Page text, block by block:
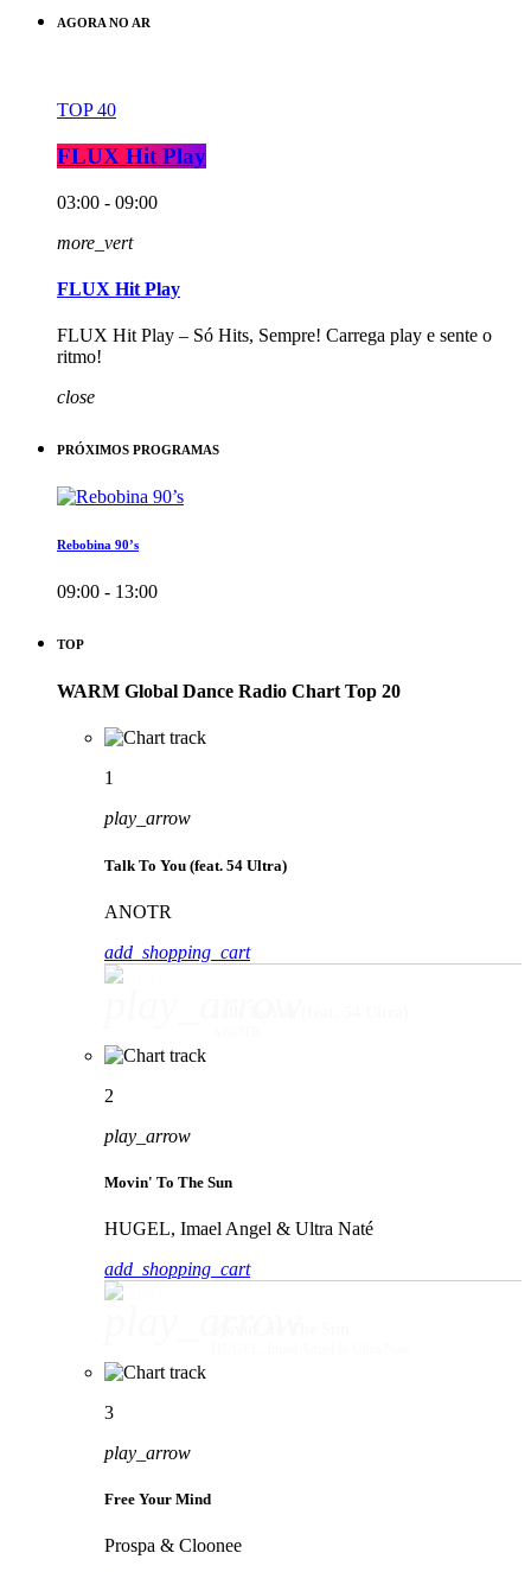
AGORA NO AR
TOP 40
FLUX Hit Play
03:00 - 09:00
more_vert
FLUX Hit Play
FLUX Hit Play – Só Hits, Sempre! Carrega play e sente o
ritmo!
close
PRÓXIMOS PROGRAMAS
Rebobina 90’s
09:00 - 13:00
TOP
WARM Global Dance Radio Chart Top 20
1
play_arrow
Talk To You (feat. 54 Ultra)
ANOTR
add_shopping_cart
2
play_arrow
Movin' To The Sun
HUGEL, Imael Angel & Ultra Naté
add_shopping_cart
3
play_arrow
Free Your Mind
Prospa & Cloonee